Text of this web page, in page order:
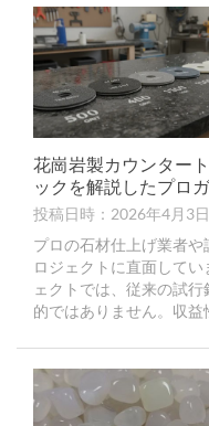
花崗岩製カウンター
ックを解説したプロ
投稿日時：2026年4月3日
プロの石材仕上げ業者
ロジェクトに直面して
ェクトでは、従来の試
的ではありません。収益
必要があります。